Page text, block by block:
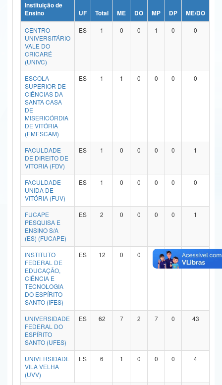
Ministério da Ciência, Tecnologia, Inovações e Comunicações
Ministério do Meio Ambiente
Ministério do Turismo
Ministério do Desenvolvimento Regional
Controladoria-Geral da União
Ministério da Mulher, da Família e dos Direitos Humanos
Secretaria-Geral
Secretaria de Governo
Gabinete de Segurança Institucional
Advocacia-Geral da União
Instituição de
Ensino
UF Total ME DO MP DP ME/DO
CENTRO
UNIVERSITÁRIO
VALE DO
CRICARÉ
(UNIVC)
ES 1 0 0 1 0 0
ESCOLA
SUPERIOR DE
CIÊNCIAS DA
SANTA CASA
DE
MISERICÓRDIA
DE VITÓRIA
(EMESCAM)
ES 1 1 0 0 0 0
FACULDADE
DE DIREITO DE
VITORIA (FDV)
ES 1 0 0 0 0 1
FACULDADE
UNIDA DE
VITÓRIA (FUV)
ES 1 0 0 0 0 0
FUCAPE
PESQUISA E
ENSINO S/A
(ES) (FUCAPE)
ES 2 0 0 0 0 1
INSTITUTO
FEDERAL DE
EDUCAÇÃO,
CIÊNCIA E
TECNOLOGIA
DO ESPÍRITO
SANTO (IFES)
ES 12 0 0 0 1
UNIVERSIDADE
FEDERAL DO
ESPÍRITO
SANTO (UFES)
ES 62 7 2 7 0 43
UNIVERSIDADE
VILA VELHA
(UVV)
ES 6 1 0 0 0 4